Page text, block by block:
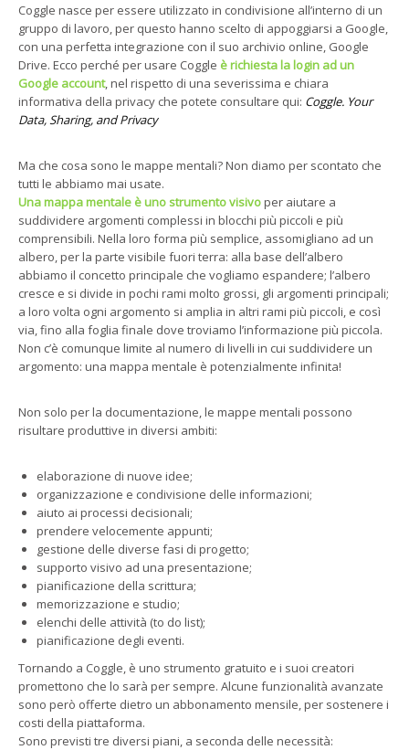
Coggle nasce per essere utilizzato in condivisione all’interno di un
gruppo di lavoro, per questo hanno scelto di appoggiarsi a Google,
con una perfetta integrazione con il suo archivio online, Google
Drive. Ecco perché per usare Coggle è richiesta la login ad un
Google account, nel rispetto di una severissima e chiara
informativa della privacy che potete consultare qui: Coggle. Your
Data, Sharing, and Privacy
Ma che cosa sono le mappe mentali? Non diamo per scontato che
tutti le abbiamo mai usate.
Una mappa mentale è uno strumento visivoper aiutare a
suddividere argomenti complessi in blocchi più piccoli e più
comprensibili. Nella loro forma più semplice, assomigliano ad un
albero, per la parte visibile fuori terra: alla base dell’albero
abbiamo il concetto principale che vogliamo espandere; l’albero
cresce e si divide in pochi rami molto grossi, gli argomenti principali;
a loro volta ogni argomento si amplia in altri rami più piccoli, e così
via, fino alla foglia finale dove troviamo l’informazione più piccola.
Non c’è comunque limite al numero di livelli in cui suddividere un
argomento: una mappa mentale è potenzialmente infinita!
Non solo per la documentazione, le mappe mentali possono
risultare produttive in diversi ambiti:
elaborazione di nuove idee;
organizzazione e condivisione delle informazioni;
aiuto ai processi decisionali;
prendere velocemente appunti;
gestione delle diverse fasi di progetto;
supporto visivo ad una presentazione;
pianificazione della scrittura;
memorizzazione e studio;
elenchi delle attività (to do list);
pianificazione degli eventi.
Tornando a Coggle, è uno strumento gratuito e i suoi creatori
promettono che lo sarà per sempre. Alcune funzionalità avanzate
sono però offerte dietro un abbonamento mensile, per sostenere i
costi della piattaforma.
Sono previsti tre diversi piani, a seconda delle necessità: